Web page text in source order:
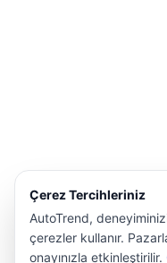
Çerez Tercihleriniz
AutoTrend,
çerezler kullanır.
onayınızla etkinleştirilir.